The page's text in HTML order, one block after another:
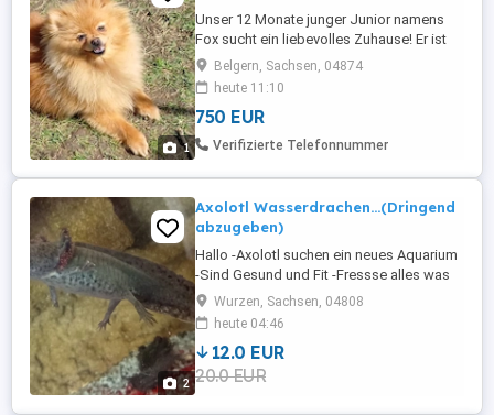
1
Unser 12 Monate junger Junior namens
Fox sucht ein liebevolles Zuhause! Er ist
pflegeleicht, neugierig und hat ein sehr
aufgeschlossenes, freundliches Wesen.
Mit Kleintieren wie Hühnern, Enten und
Katzen aufgewachsen zeigt er sich hier
absolut unkompliziert. Das Spielen und
Belgern, Sachsen, 04874
heute 11:10
750 EUR
Verifizierte Telefonnummer
2
Axolotl Wasserdrachen...(Dringend
abzugeben)
Hallo -Axolotl suchen ein neues Aquarium
-Sind Gesund und Fit -Fressse alles was
Krabbelt (Pellets muß jeder selber wissen)
-Wildling Axantic Mix -Sind ca 1,6 Jahre
Jung Wer traut sich ein Heim für diese
Kreaturen zu geben ;) Nur Abholung in
Wurzen oder auch Möglich in Leipziger
Wurzen, Sachsen, 04808
heute 04:46
12.0 EUR
20.0 EUR